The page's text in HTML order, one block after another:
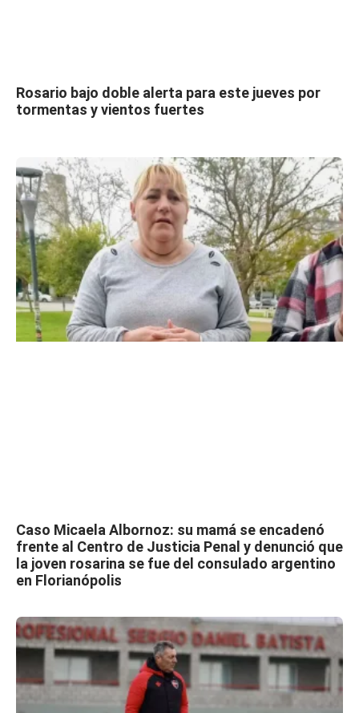
Rosario bajo doble alerta para este jueves por
tormentas y vientos fuertes
Caso Micaela Albornoz: su mamá se encadenó
frente al Centro de Justicia Penal y denunció que
la joven rosarina se fue del consulado argentino
en Florianópolis